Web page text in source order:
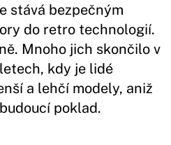
stává bezpečným
do retro technologií.
Mnoho jich skončilo v
kdy je lidé
a lehčí modely, aniž
poklad.